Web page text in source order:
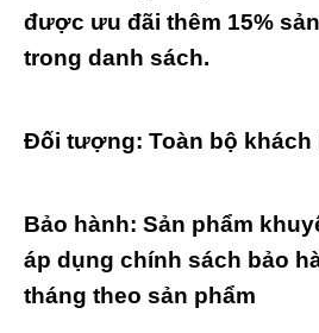
được ưu đãi thêm 15%
trong danh sách.
Đối tượng: Toàn bộ khách
Bảo hành: Sản phẩm
áp dụng chính sách bảo
tháng theo sản phẩm